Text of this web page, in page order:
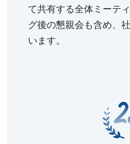
て共有する全体ミーテ
グ後の懇親会も含め、
います。